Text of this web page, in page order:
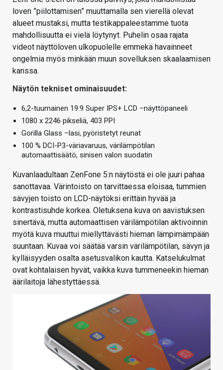
loven ”piilottamisen” muuttamalla sen vierellä olevat
alueet mustaksi, mutta testikappaleestamme tuota
mahdollisuutta ei vielä löytynyt. Puhelin osaa rajata
videot näyttöloven ulkopuolelle emmekä havainneet
ongelmia myös minkään muun sovelluksen skaalaamisen
kanssa.
Näytön tekniset ominaisuudet:
6,2-tuumainen 19:9 Super IPS+ LCD –näyttöpaneeli
1080 x 2246 pikseliä, 403 PPI
Gorilla Glass –lasi, pyöristetyt reunat
100 % DCI-P3-väriavaruus, värilämpötilan
automaattisäätö, sinisen valon suodatin
Kuvanlaadultaan ZenFone 5:n näytöstä ei ole juuri pahaa
sanottavaa. Värintoisto on tarvittaessa eloisaa, tummien
sävyjen toisto on LCD-näytöksi erittäin hyvää ja
kontrastisuhde korkea. Oletuksena kuva on aavistuksen
sinertävä, mutta automaattisen värilämpötilan aktivoinnin
myötä kuva muuttui miellyttävästi hieman lämpimämpään
suuntaan. Kuvaa voi säätää varsin värilämpötilan, sävyn ja
kylläisyyden osalta asetusvalikon kautta. Katselukulmat
ovat kohtalaisen hyvät, vaikka kuva tummeneekin hieman
äärilaitoja lähestyttäessä.